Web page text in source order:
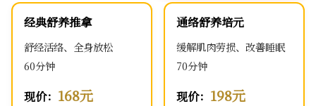
经典舒养推拿
舒经活络、全身放松
60分钟
现价： 168元
通络舒养培元
缓解肌肉劳损、改善睡眠
70分钟
现价： 198元